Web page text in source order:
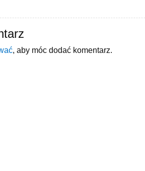
, aby móc dodać komentarz.